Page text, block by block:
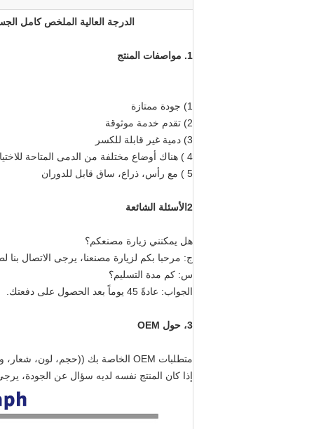
الدرجة العالية الملخص كامل
1. مواصفات المنتج
1) جودة ممتازة
2) تقدم خدمة موثوقة
3) دمية غير قابلة للكسر
4 ) هناك أوضاع مختلفة من الدمى المتاحة للاختيار الخاص بك
5 ) مع رأس، ذراع، ساق قابل للدوران
2الأسئلة الشائعة
هل يمكنني زيارة مصنعكم؟
ج: مرحبا بكم لزيارة مصنعنا، يرجى الاتصال
س: كم مدة التسليم؟
الجواب: عادةً 45 يوماً بعد الحصول على دفعتك.
3، حول OEM
متطلبات OEM الخاصة بك ((حجم، لون، شعار، وتعبئة الخ) هي موضع ترحيب وسيتم إنجازها بشكل احترافي.br/>4.ضمان
إذا كان المنتج نفسه لديه سؤال عن الجودة،